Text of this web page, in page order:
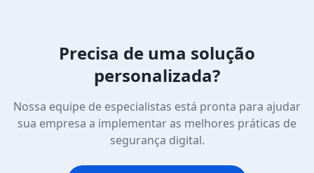
Precisa de uma solução
personalizada?
Nossa equipe de especialistas está pronta para ajudar
sua empresa a implementar as melhores práticas de
segurança digital.